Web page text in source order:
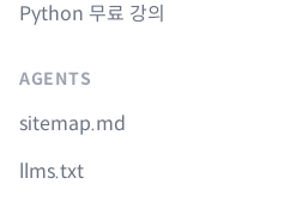
Python 무료 강의
AGENTS
sitemap.md
llms.txt